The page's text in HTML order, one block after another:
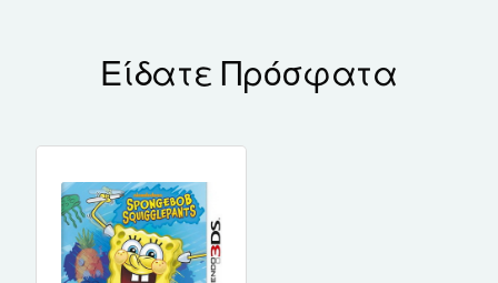
Είδατε Πρόσφατα